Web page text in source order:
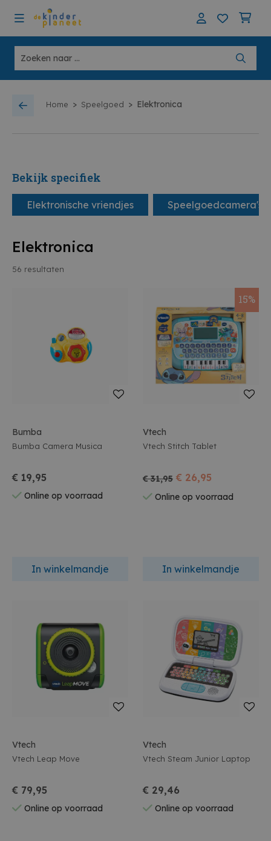
Home > Speelgoed > Elektronica
Bekijk specifiek
Elektronische vriendjes Speelgoedcamera's
Elektronica
56 resultaten
Bumba
Bumba Camera Musica
€ 19,95
Online op voorraad
In winkelmandje
15%
Vtech
Vtech Stitch Tablet
€ 31,95 € 26,95
Online op voorraad
In winkelmandje
Vtech
Vtech Leap Move
€ 79,95
Online op voorraad
Vtech
Vtech Steam Junior Laptop
€ 29,46
Online op voorraad